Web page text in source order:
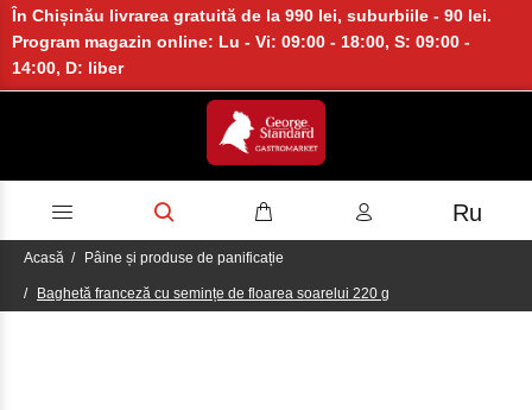
În Chișinău livrarea gratuită de la 990 lei, suburbiile - 90 lei.
Program magazin online: Lu - Vi: 09:00 - 18:00, S: 09:00 -
14:00, D: liber
Ru
Acasă Pâine și produse de panificație
Baghetă franceză cu semințe de floarea soarelui 220 g